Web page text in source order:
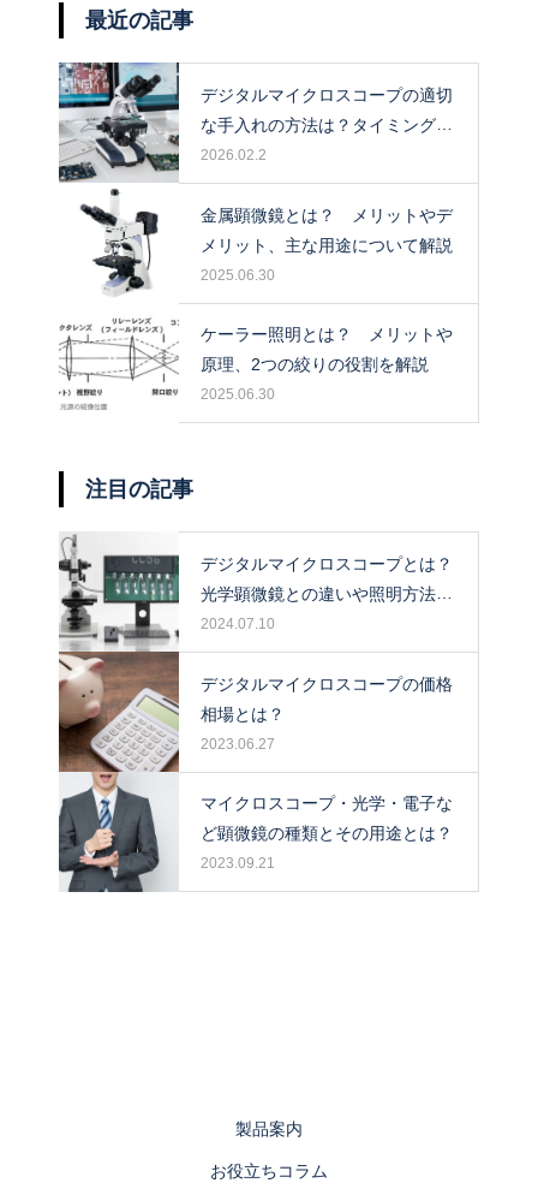
最近の記事
デジタルマイクロスコープの適切
な手入れの方法は？タイミングや
保管場所も解説！
2026.02.2
金属顕微鏡とは？ メリットやデ
メリット、主な用途について解説
2025.06.30
ケーラー照明とは？ メリットや
原理、2つの絞りの役割を解説
2025.06.30
注目の記事
デジタルマイクロスコープとは？
光学顕微鏡との違いや照明方法に
ついて解説！
2024.07.10
デジタルマイクロスコープの価格
相場とは？
2023.06.27
マイクロスコープ・光学・電子な
ど顕微鏡の種類とその用途とは？
2023.09.21
製品案内
お役立ちコラム